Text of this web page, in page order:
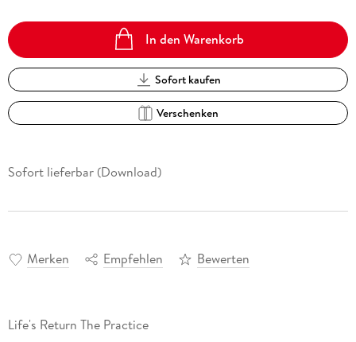
In den Warenkorb
Sofort kaufen
Verschenken
Sofort lieferbar (Download)
Merken Empfehlen Bewerten
Life's Return The Practice